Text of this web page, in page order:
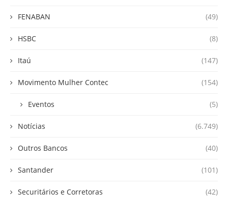
FENABAN (49)
HSBC (8)
Itaú (147)
Movimento Mulher Contec (154)
Eventos (5)
Notícias (6.749)
Outros Bancos (40)
Santander (101)
Securitários e Corretoras (42)